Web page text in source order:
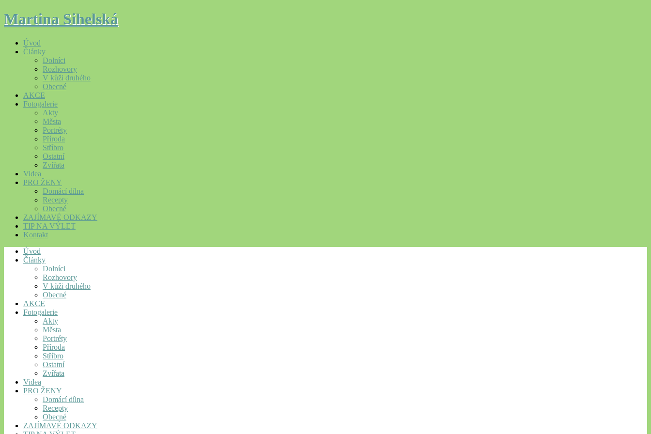
Martina Sihelská
Úvod
Články
Dolníci
Rozhovory
V kůži druhého
Obecné
AKCE
Fotogalerie
Akty
Města
Portréty
Příroda
Stříbro
Ostatní
Zvířata
Videa
PRO ŽENY
Domácí dílna
Recepty
Obecné
ZAJÍMAVÉ ODKAZY
TIP NA VÝLET
Kontakt
Úvod
Články
Dolníci
Rozhovory
V kůži druhého
Obecné
AKCE
Fotogalerie
Akty
Města
Portréty
Příroda
Stříbro
Ostatní
Zvířata
Videa
PRO ŽENY
Domácí dílna
Recepty
Obecné
ZAJÍMAVÉ ODKAZY